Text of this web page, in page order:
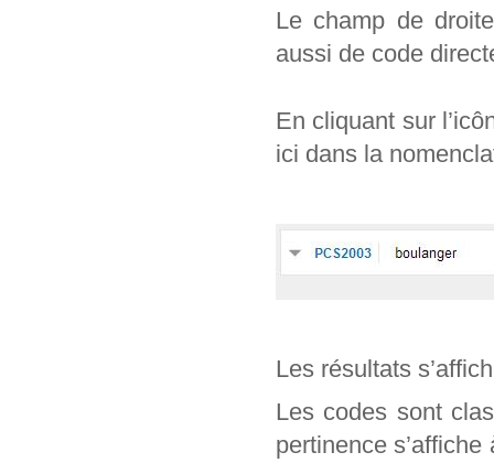
Le champ de
aussi de code
En cliquant sur
ici dans la
Les résultats
Les codes sont
pertinence